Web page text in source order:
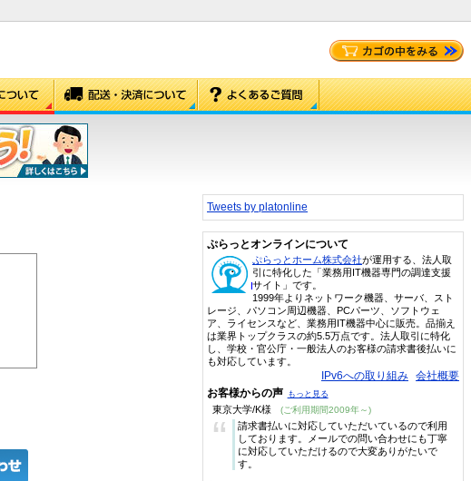
Tweets by platonline
ぷらっとオンラインについて
ぷらっとホーム株式会社が運用する、法人取
引に特化した「業務用IT機器専門の調達支援
サイト」です。
1999年よりネットワーク機器、サーバ、スト
レージ、パソコン周辺機器、PCパーツ、ソフトウェ
ア、ライセンスなど、業務用IT機器中心に販売。品揃え
は業界トップクラスの約5.5万点です。法人取引に特化
し、学校・官公庁・一般法人のお客様の請求書後払いに
も対応しています。
IPv6への取り組み 会社概要
お客様からの声 もっと見る
東京大学/K様 (ご利用期間2009年～)
“
請求書払いに対応していただいているので利用
しております。メールでの問い合わせにも丁寧
に対応していただけるので大変ありがたいで
す。